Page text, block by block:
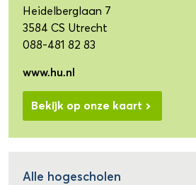
Heidelberglaan 7
3584 CS Utrecht
088-481 82 83
www.hu.nl
Bekijk op onze kaart
Alle hogescholen